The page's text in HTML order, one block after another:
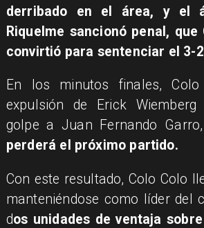
derribado en el área, y el
Riquelme sancionó penal,
convirtió para sentenciar el 3-
En los minutos finales,
expulsión de Erick
golpe a Juan Fernando
perderá el próximo partido.
Con este resultado, Colo Colo
manteniéndose como líder del
dos unidades de ventaja